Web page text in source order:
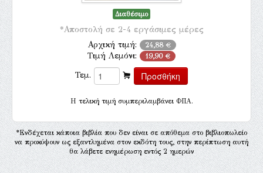
Διαθέσιμο
*Αποστολή σε 2-4 εργάσιμες μέρες
Αρχική τιμή: 24,88 €
Τιμή Λεμόνι: 19,90 €
Τεμ.
H τελική τιμή συμπεριλαμβάνει ΦΠΑ.
*Ενδέχεται κάποια βιβλία που δεν είναι σε απόθεμα στο βιβλιοπωλείο
να προκύψουν ως εξαντλημένα στον εκδότη τους, στην περίπτωση αυτή
θα λάβετε ενημέρωση εντός 2 ημερών